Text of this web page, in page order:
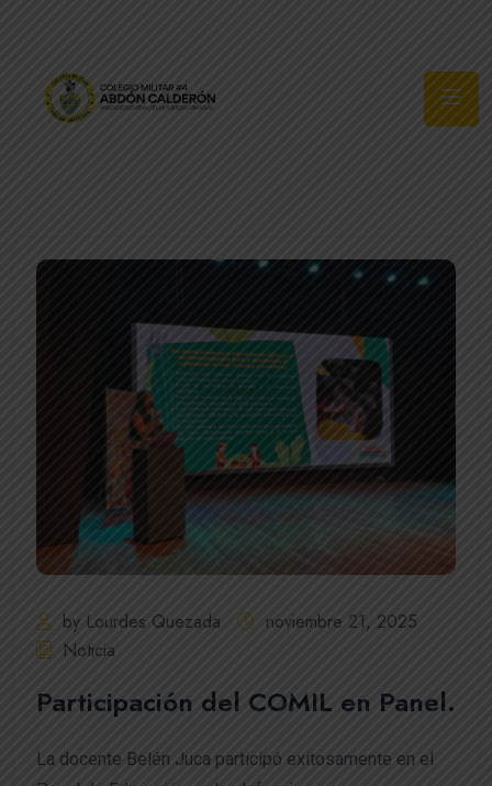
by Lourdes Quezada
noviembre 21, 2025
Noticia
Participación del COMIL en Panel.
La docente Belén Juca participó exitosamente en el